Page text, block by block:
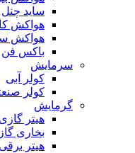
ساید چنل
هواکش
هواکش
باکس فن
سرمایش
کولر آبی
کولر
گرمایش
هیتر گازی
بخاری
هیتر برقی